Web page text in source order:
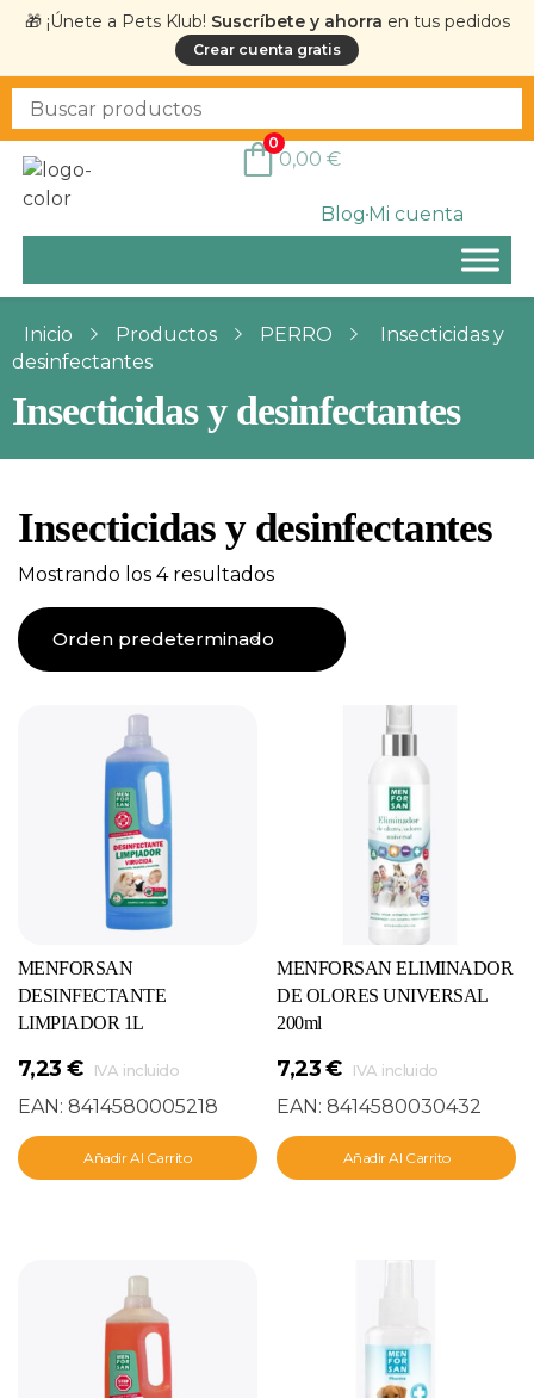
🎁 ¡Únete a Pets Klub! Suscríbete y ahorra en tus pedidos
Crear cuenta gratis
BlogMi cuenta
0
0,00 €
Inicio Productos PERRO
Insecticidas y
desinfectantes
Insecticidas y desinfectantes
Insecticidas y desinfectantes
Mostrando los 4 resultados
MENFORSAN
DESINFECTANTE
LIMPIADOR 1L
7,23 € IVA incluido
EAN: 8414580005218
Añadir Al Carrito
MENFORSAN ELIMINADOR
DE OLORES UNIVERSAL
200ml
7,23€ IVA incluido
EAN:8414580030432
Añadir Al Carrito